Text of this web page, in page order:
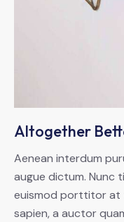
Altogether
Aenean interdum
augue dictum. Nunc
euismod porttitor at
sapien, a auctor